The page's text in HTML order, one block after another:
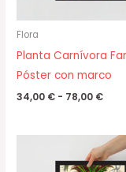
Flora
Planta Carnívora
Póster con marco
34,00 € - 78,00 €
de